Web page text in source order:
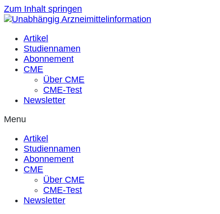
Zum Inhalt springen
Artikel
Studiennamen
Abonnement
CME
Über CME
CME-Test
Newsletter
Menu
Artikel
Studiennamen
Abonnement
CME
Über CME
CME-Test
Newsletter